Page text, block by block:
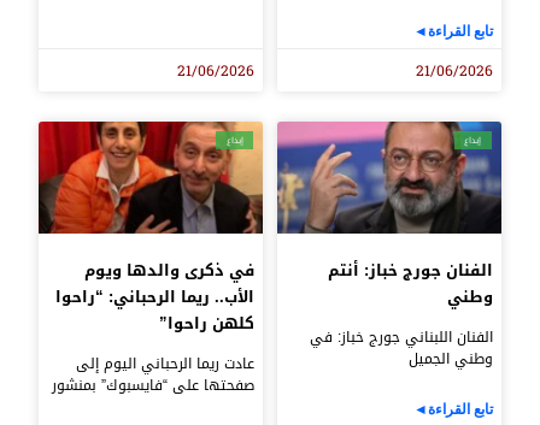
تابع القراءة◄
21/06/2026
21/06/2026
إبداع
الفنان جورج خباز: أنتم
وطني
الفنان اللبناني جورج خباز: في
وطني الجميل
تابع القراءة◄
إبداع
في ذكرى والدها ويوم
الأب.. ريما الرحباني: “راحوا
كلهن راحوا”
عادت ريما الرحباني اليوم إلى
صفحتها على “فايسبوك” بمنشور